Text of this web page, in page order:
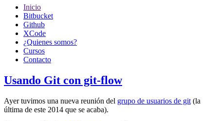
Inicio
Bitbucket
Github
XCode
¿Quienes somos?
Cursos
Contacto
Usando Git con git-flow
Ayer tuvimos una nueva reunión del grupo de usuarios de git (la
última de este 2014 que se acaba).